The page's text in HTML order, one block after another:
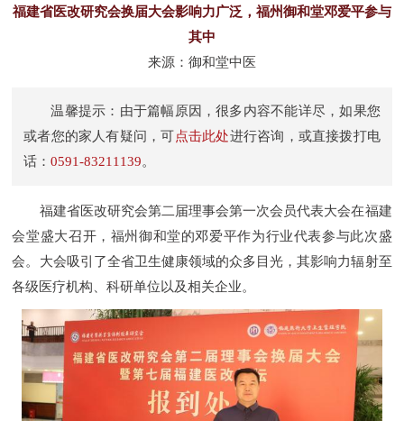
福建省医改研究会换届大会影响力广泛，福州御和堂邓爱平参与
其中
来源：御和堂中医
温馨提示：由于篇幅原因，很多内容不能详尽，如果您
或者您的家人有疑问，可点击此处进行咨询，或直接拨打电
话：0591-83211139。
福建省医改研究会第二届理事会第一次会员代表大会在福建
会堂盛大召开，福州御和堂的邓爱平作为行业代表参与此次盛
会。大会吸引了全省卫生健康领域的众多目光，其影响力辐射至
各级医疗机构、科研单位以及相关企业。